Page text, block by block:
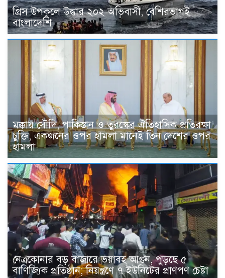
গ্রিস উপকূলে উদ্ধার ২০২ অভিবাসী, বেশিরভাগই
বাংলাদেশি
মক্কায় সৌদি, পাকিস্তান ও তুরস্কের ঐতিহাসিক প্রতিরক্ষা
চুক্তি, একজনের ওপর হামলা মানেই তিন দেশের ওপর
হামলা
নেত্রকোনার বড় বাজারে ভয়াবহ আগুন, পুড়ছে ৫
বাণিজ্যিক প্রতিষ্ঠান; নিয়ন্ত্রণে ৭ ইউনিটের প্রাণপণ চেষ্টা